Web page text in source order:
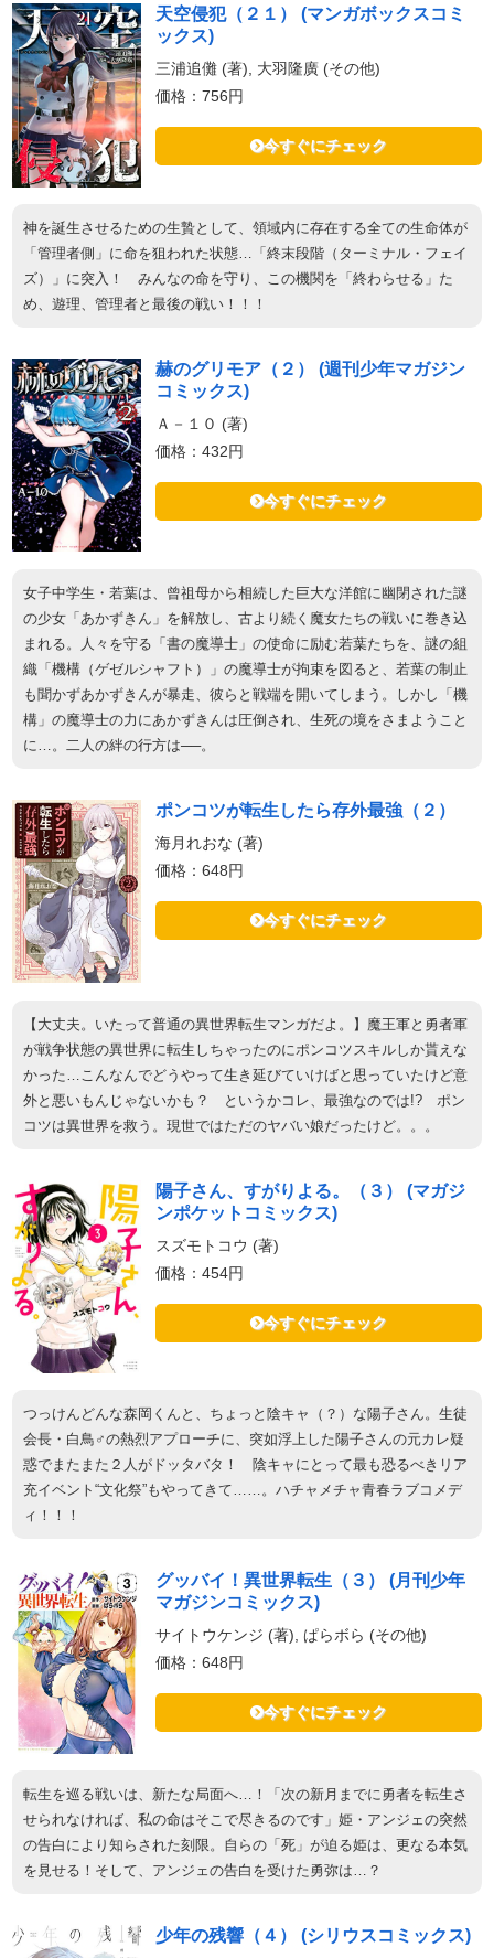
天空侵犯（２１） (マンガボックスコミ
ックス)
三浦追儺 (著), 大羽隆廣 (その他)
価格：756円
今すぐにチェック
神を誕生させるための生贄として、領域内に存在する全ての生命体が
「管理者側」に命を狙われた状態…「終末段階（ターミナル・フェイ
ズ）」に突入！ みんなの命を守り、この機関を「終わらせる」た
め、遊理、管理者と最後の戦い！！！
赫のグリモア（２） (週刊少年マガジン
コミックス)
Ａ－１０ (著)
価格：432円
今すぐにチェック
女子中学生・若葉は、曾祖母から相続した巨大な洋館に幽閉された謎
の少女「あかずきん」を解放し、古より続く魔女たちの戦いに巻き込
まれる。人々を守る「書の魔導士」の使命に励む若葉たちを、謎の組
織「機構（ゲゼルシャフト）」の魔導士が拘束を図ると、若葉の制止
も聞かずあかずきんが暴走、彼らと戦端を開いてしまう。しかし「機
構」の魔導士の力にあかずきんは圧倒され、生死の境をさまようこと
に…。二人の絆の行方は──。
ポンコツが転生したら存外最強（２）
海月れおな (著)
価格：648円
今すぐにチェック
【大丈夫。いたって普通の異世界転生マンガだよ。】魔王軍と勇者軍
が戦争状態の異世界に転生しちゃったのにポンコツスキルしか貰えな
かった…こんなんでどうやって生き延びていけばと思っていたけど意
外と悪いもんじゃないかも？ というかコレ、最強なのでは!? ポン
コツは異世界を救う。現世ではただのヤバい娘だったけど。。。
陽子さん、すがりよる。（３） (マガジ
ンポケットコミックス)
スズモトコウ (著)
価格：454円
今すぐにチェック
つっけんどんな森岡くんと、ちょっと陰キャ（？）な陽子さん。生徒
会長・白鳥♂の熱烈アプローチに、突如浮上した陽子さんの元カレ疑
惑でまたまた２人がドッタバタ！ 陰キャにとって最も恐るべきリア
充イベント“文化祭”もやってきて……。ハチャメチャ青春ラブコメデ
ィ！！！
グッバイ！異世界転生（３） (月刊少年
マガジンコミックス)
サイトウケンジ (著), ぱらボら (その他)
価格：648円
今すぐにチェック
転生を巡る戦いは、新たな局面へ…！「次の新月までに勇者を転生さ
せられなければ、私の命はそこで尽きるのです」姫・アンジェの突然
の告白により知らされた刻限。自らの「死」が迫る姫は、更なる本気
を見せる！そして、アンジェの告白を受けた勇弥は…？
少年の残響（４） (シリウスコミックス)